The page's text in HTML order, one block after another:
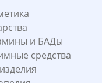
и БАДы
средства